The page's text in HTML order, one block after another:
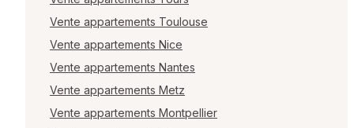
Vente appartements Toulouse
Vente appartements Nice
Vente appartements Nantes
Vente appartements Metz
Vente appartements Montpellier